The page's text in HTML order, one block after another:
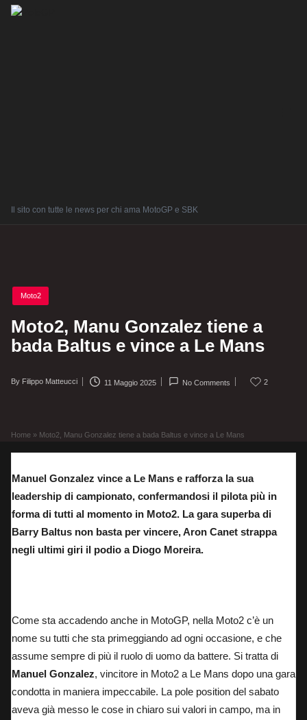
Il sito con tutte le news per chi ama MotoGP e SBK
Posted
in
Moto2
Moto2, Manu Gonzalez tiene a
bada Baltus e vince a Le Mans
Posted
By Filippo Matteucci 11 Maggio 2025 No Comments 2
Home » Moto2, Manu Gonzalez tiene a bada Baltus e vince a Le Mans
Manuel Gonzalez vince a Le Mans e rafforza la sua
leadership di campionato, confermandosi il pilota più in
forma di tutti al momento in Moto2. La gara superba di
Barry Baltus non basta per vincere, Aron Canet strappa
negli ultimi giri il podio a Diogo Moreira.
Come sta accadendo anche in MotoGP, nella Moto2 c’è un
nome su tutti che sta primeggiando ad ogni occasione, e che
assume sempre di più il ruolo di uomo da battere. Si tratta di
Manuel Gonzalez, vincitore in Moto2 a Le Mans dopo una gara
condotta in maniera impeccabile. La pole position del sabato
aveva già messo le cose in chiaro sui valori in campo, ma in